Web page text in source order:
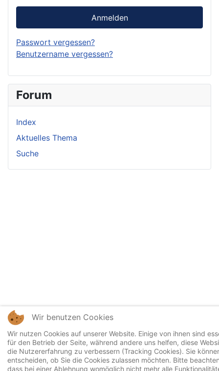
Anmelden
Passwort vergessen?
Benutzername vergessen?
Forum
Index
Aktuelles Thema
Suche
Wir benutzen Cookies
Wir nutzen Cookies auf unserer Website. Einige von ihnen sind
für den Betrieb der Seite, während andere uns helfen, diese
die Nutzererfahrung zu verbessern (Tracking Cookies). Sie
entscheiden, ob Sie die Cookies zulassen möchten. Bitte
dass bei einer Ablehnung womöglich nicht mehr alle